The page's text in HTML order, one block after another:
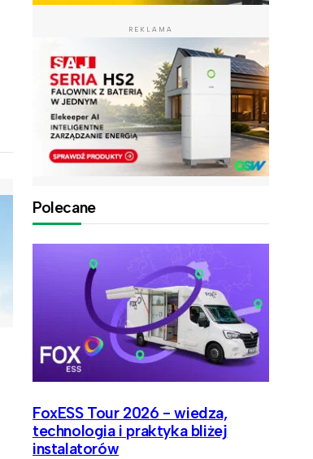
REKLAMA
Polecane
FoxESS Tour 2026 - wiedza,
technologia i praktyka bliżej
instalatorów